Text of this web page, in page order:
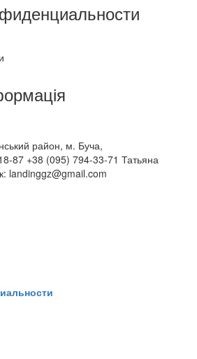
район, м. Буча,
87 +38 (095) 794-33-71 Татьяна
landinggz@gmail.com